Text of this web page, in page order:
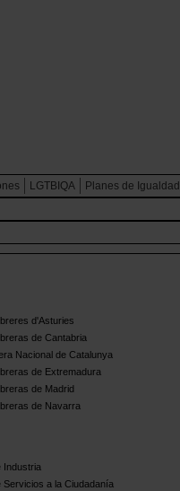
LGTBIQA Planes de Igualdad
d'Asturies
de Cantabria
Nacional de Catalunya
de Extremadura
de Madrid
de Navarra
Industria
Servicios a la Ciudadanía